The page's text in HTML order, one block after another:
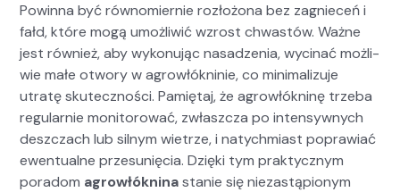
Powin­na być równomiernie rozłożona bez zag­nieceń i
fałd, które mogą umożli­wić wzrost chwastów. Ważne
jest również, aby wykonu­jąc nasadzenia, wyci­nać możli­
wie małe otwory w agrowłókninie, co min­i­mal­izu­je
utratę skutecznoś­ci. Pamię­taj, że agrowłókn­inę trze­ba
reg­u­larnie mon­i­torować, zwłaszcza po inten­sy­wnych
deszczach lub sil­nym wietrze, i naty­ch­mi­ast popraw­iać
ewen­tu­alne prze­sunię­cia. Dzię­ki tym prak­ty­cznym
poradom agrowłókn­i­nastanie się nieza­stą­pi­onym